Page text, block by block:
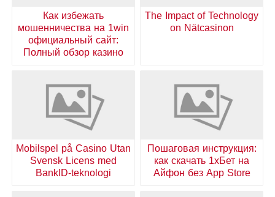
The Impact of Technology
on Nätcasinon
Как избежать
мошенничества на 1win
официальный сайт:
Полный обзор казино
Пошаговая инструкция:
как скачать 1хБет на
Айфон без App Store
Mobilspel på Casino Utan
Svensk Licens med
BankID-teknologi